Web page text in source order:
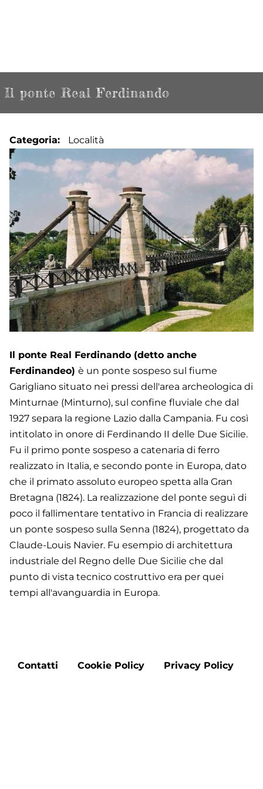
Il ponte Real Ferdinando
Categoria Località
Il ponte Real Ferdinando (detto anche
Ferdinandeo) è un ponte sospeso sul fiume
Garigliano situato nei pressi dell'area archeologica di
Minturnae (Minturno), sul confine fluviale che dal
1927 separa la regione Lazio dalla Campania. Fu così
intitolato in onore di Ferdinando II delle Due Sicilie.
Fu il primo ponte sospeso a catenaria di ferro
realizzato in Italia, e secondo ponte in Europa, dato
che il primato assoluto europeo spetta alla Gran
Bretagna (1824). La realizzazione del ponte seguì di
poco il fallimentare tentativo in Francia di realizzare
un ponte sospeso sulla Senna (1824), progettato da
Claude-Louis Navier. Fu esempio di architettura
industriale del Regno delle Due Sicilie che dal
punto di vista tecnico costruttivo era per quei
tempi all'avanguardia in Europa.
Footer
Contatti Cookie Policy Privacy Policy